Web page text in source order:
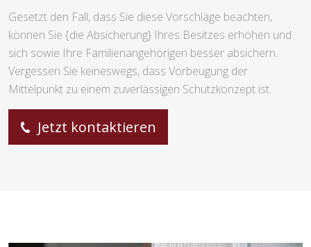
Gesetzt den Fall, dass Sie diese Vorschläge beachten,
können Sie {die Absicherung} Ihres Besitzes erhöhen und
sich sowie Ihre Familienangehörigen besser absichern.
Vergessen Sie keineswegs, dass Vorbeugung der
Mittelpunkt zu einem zuverlässigen Schutzkonzept ist.
Jetzt kontaktieren